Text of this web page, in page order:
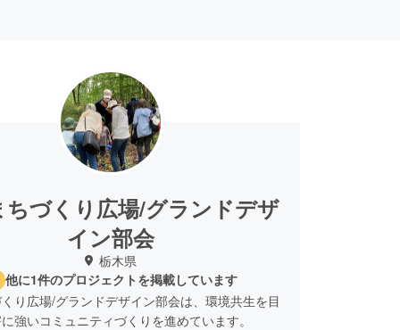
ちづくり広場/グランドデザ
イン部会
栃木県
他に1件のプロジェクトを掲載しています
り広場/グランドデザイン部会は、環境共生を目
強いコミュニティづくりを進めています。